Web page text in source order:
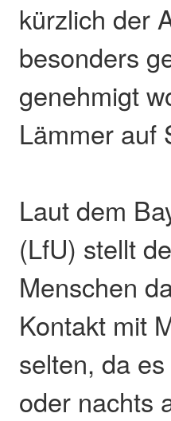
kürzlich der
besonders
genehmigt
Lämmer auf
Laut dem
(LfU) stellt
Menschen
Kontakt mit
selten, da
oder nachts